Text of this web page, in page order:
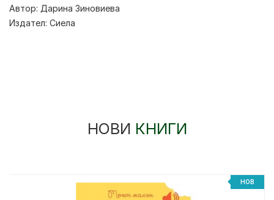
Автор: Дарина Зиновиева
Издател: Сиела
НОВИ КНИГИ
НОВ